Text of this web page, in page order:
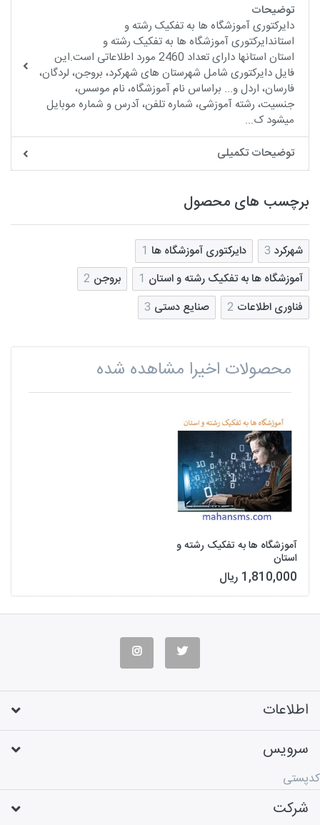
توضیحات
دایرکتوری آموزشگاه ها به تفکیک رشته و
استاندایرکتوری آموزشگاه ها به تفکیک رشته و
استان استانها دارای تعداد 2460 مورد اطلاعاتی است.این
فایل دایرکتوری شامل شهرستان های شهرکرد، بروجن، لردگان،
فارسان، اردل و... براساس نام آموزشگاه، نام موسس،
جنسیت، رشته آموزشی، شماره تلفن، آدرس و شماره موبایل
میشود ک...
توضیحات تکمیلی
برچسب های محصول
شهرکرد 3 دایرکتوری آموزشگاه ها 1
آموزشگاه ها به تفکیک رشته و استان 1 بروجن 2
فناوری اطلاعات 2 صنایع دستی 3
محصولات اخیرا مشاهده شده
آموزشگاه ها به تفکیک رشته و
استان
1,810,000 ریال
اطلاعات
سرویس
کدپستی
شرکت